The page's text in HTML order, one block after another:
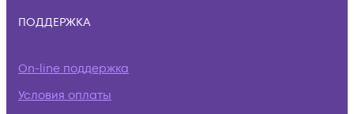
ПОДДЕРЖКА
On-line поддержка
Условия оплаты